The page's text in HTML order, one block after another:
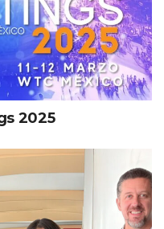
de Destination
y el foro realizado
quien también
de honor a Baja
del Tianguis Turístico
son dos temas que
2025